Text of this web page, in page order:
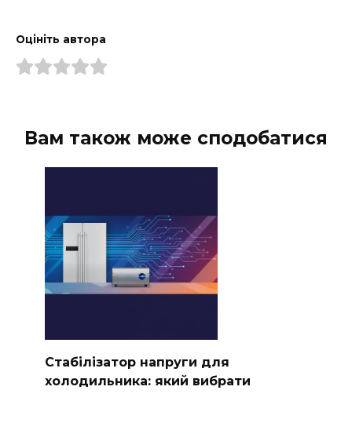
Оцініть автора
Вам також може сподобатися
Стабілізатор напруги для
холодильника: який вибрати